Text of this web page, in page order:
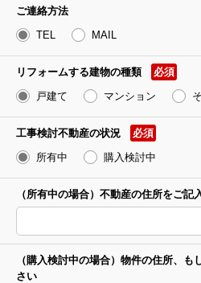
ご連絡方法
TEL
MAIL
リフォームする建物の種類
必須
戸建て
マンション
工事検討不動産の状況
必須
所有中
購入検討中
（所有中の場合） 不動産の住所をご記
（購入検討中の場合） 物件の住所、 も
さい